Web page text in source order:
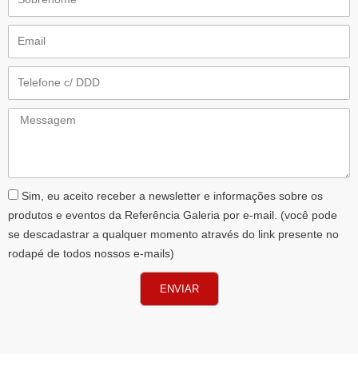
Email
Telefone
Messagem
AceiteLGPD
Sim, eu aceito receber a newsletter e informações sobre os
produtos e eventos da Referência Galeria por e-mail. (você pode
se descadastrar a qualquer momento através do link presente no
rodapé de todos nossos e-mails)
ENVIAR